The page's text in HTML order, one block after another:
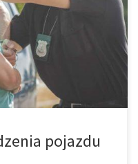
czy można w USA
po marihuanie jeśli ma
odpowiedź brzmi…
mimo […]
pojazdu